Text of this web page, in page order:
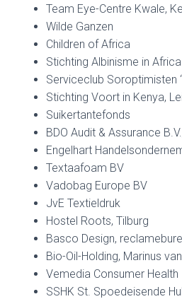
Team Eye-Centre Kwale,
Wilde Ganzen
Children of Africa
Stichting Albinisme in Africa
Serviceclub Soroptimisten
Stichting Voort in Kenya,
Suikertantefonds
BDO Audit & Assurance
Engelhart
Textaafoam BV
Vadobag Europe BV
JvE Textieldruk
Hostel Roots, Tilburg
Basco Design,
Bio-Oil-Holding, Marinus
Vemedia Consumer Health
SSHK St. Spoedeisende